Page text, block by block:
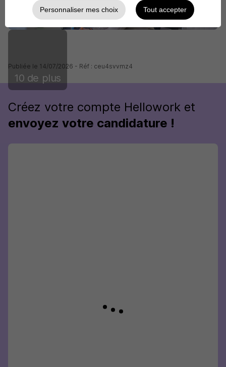
10 de plus
Publiée le 14/07/2026 - Réf : ceu4svvmz4
Créez votre compte Hellowork et
envoyez votre candidature !
Personnaliser mes choix Tout accepter